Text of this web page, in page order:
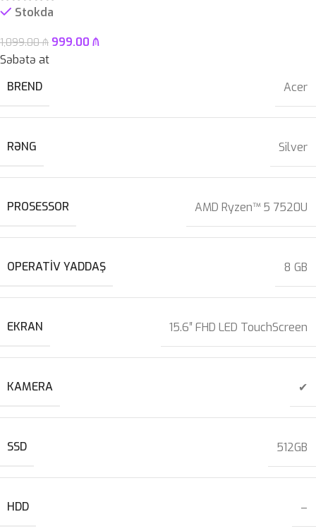
Stokda
1,099.00₼ 999.00 ₼
Səbətə at
BREND
Acer
RƏNG Silver
PROSESSOR AMD Ryzen™ 5 7520U
OPERATIV YADDAŞ 8 GB
EKRAN 15.6″ FHD LED TouchScreen
KAMERA ✔
SSD 512GB
HDD –